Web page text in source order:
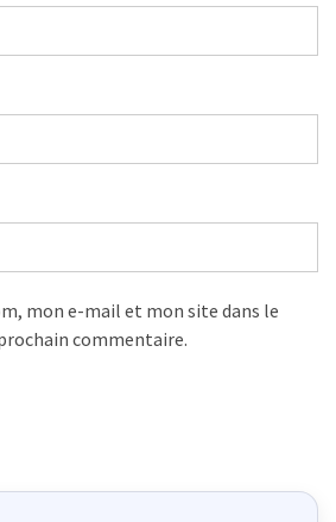
mon e-mail et mon site dans le
commentaire.